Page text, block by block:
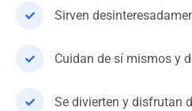
Sirven
Cuidan de sí mismos y
Se divierten y disfrutan